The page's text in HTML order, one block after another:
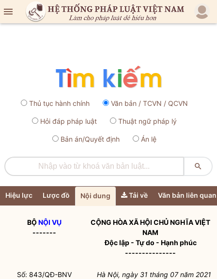

Thủ tục hành chính Văn bản / TCVN / QCVN
Hỏi đáp pháp luật Thuật ngữ pháp lý
Bản án/Quyết định Án lệ

Hiệu lực Lược đồ Nội dung Tải về Văn bản liên quan
BỘNỘI VỤ
-------
CỘNG HÒA XÃ HỘI CHỦ NGHĨA VIỆT
NAM
Độc lập - Tự do - Hạnh phúc
---------------
Số: 843/QĐ-BNV Hà Nội, ngày 31 tháng 07 năm 2021